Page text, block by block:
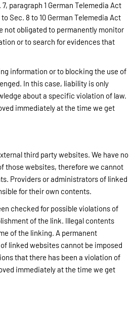
paragraph 1 German Telemedia Act
Sec. 8 to 10 German Telemedia Act
not obligated to permanently monitor
or to search for evidences that
information or to blocking the use of
In this case, liability is only
about a specific violation of law.
immediately at the time we get
third party websites. We have no
those websites, therefore we cannot
Providers or administrators of linked
for their own contents.
checked for possible violations of
of the link. Illegal contents
of the linking. A permanent
linked websites cannot be imposed
that there has been a violation of
immediately at the time we get